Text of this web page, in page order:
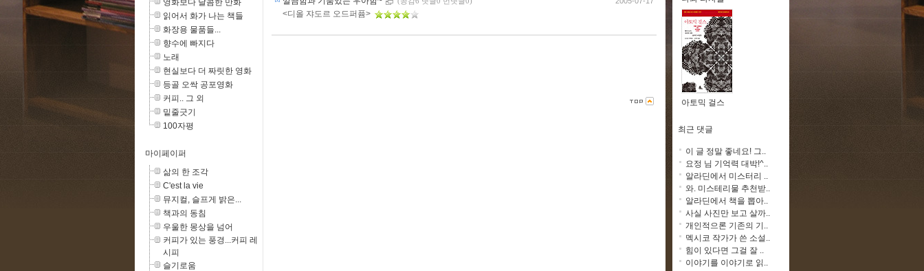
읽어서 화가 나는 책들
화장용 물품들...
향수에 빠지다
노래
현실보다 더 짜릿한 영화
등골 오싹 공포영화
커피.. 그 외
밑줄긋기
100자평
마이페이퍼
삶의 한 조각
C'est la vie
뮤지컬, 슬프게 밝은...
책과의 동침
우울한 몽상을 넘어
커피가 있는 풍경...커피 레
시피
슬기로움
<디올 쟈도르 오드퍼퓸>
아토믹 걸스
최근 댓글
이 글 정말 좋네요! 그..
요정 님 기억력 대박!^..
알라딘에서 미스터리 ..
와. 미스테리물 추천받..
알라딘에서 책을 뽑아..
사실 사진만 보고 살까..
개인적으론 기존의 기..
멕시코 작가가 쓴 소설..
힘이 있다면 그걸 잘 ..
이야기를 이야기로 읽..